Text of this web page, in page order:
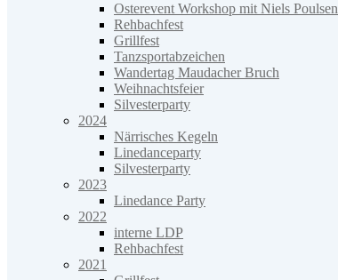
Osterevent Workshop mit Niels Poulsen
Rehbachfest
Grillfest
Tanzsportabzeichen
Wandertag Maudacher Bruch
Weihnachtsfeier
Silvesterparty
2024
Närrisches Kegeln
Linedanceparty
Silvesterparty
2023
Linedance Party
2022
interne LDP
Rehbachfest
2021